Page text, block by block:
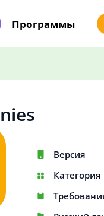
Программы
Версия
Категория